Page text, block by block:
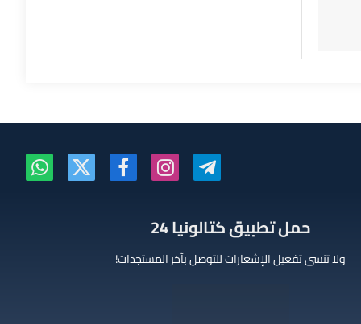
تيلقرام الانستغرامفيسبوكX
واتساب
‫حمل تطبيق كتالونيا 24
ولا تنسى تفعيل الإشعارات للتوصل بآخر المستجدات!